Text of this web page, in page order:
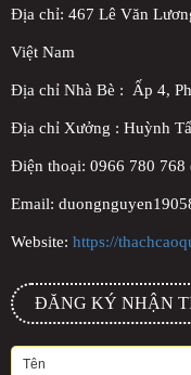
Địa chỉ: 467 Lê Văn
Việt Nam
Địa chỉ Nhà Bè : Ấp 4,
Địa chỉ Xưởng : Huỳnh
Điện thoại: 0966 780 768
Email:
Website: https://
ĐĂNG KÝ NHẬN